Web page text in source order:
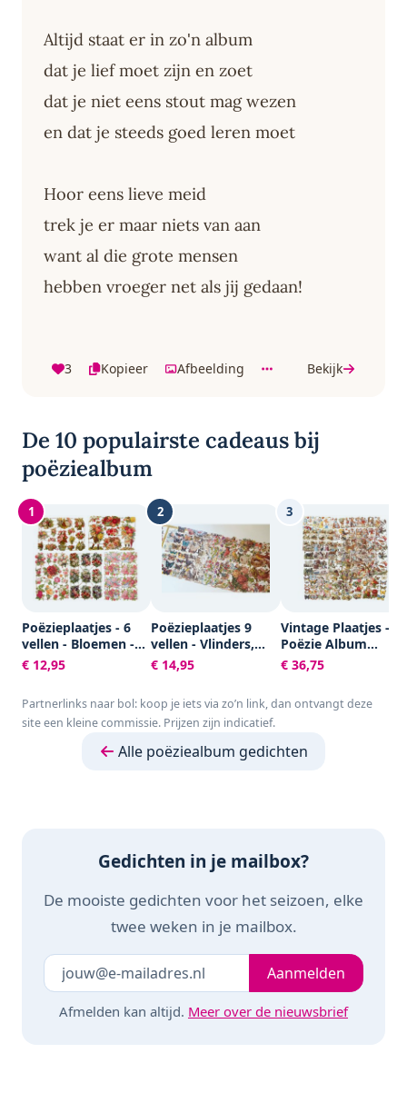
Altijd staat er in zo'n album
dat je lief moet zijn en zoet
dat je niet eens stout mag wezen
en dat je steeds goed leren moet
Hoor eens lieve meid
trek je er maar niets van aan
want al die grote mensen
hebben vroeger net als jij gedaan!
3 Kopieer Afbeelding Bekijk
De 10 populairste cadeaus bij
poëziealbum
1
Poëzieplaatjes - 6
vellen - Bloemen -
Poëziealbum -
hobby - creatief -
vriendenboek -
dagboek -
€ 12,95
2
Poëzieplaatjes 9
vellen - Vlinders,
Vogels, Bloemen,
Poezen en Roosjes
€ 14,95
3
Vintage Plaatjes -
Poëzie Album
Plaatjes -
Knipplaatjes -
Maken - Allerlei -
€ 36,75
Partnerlinks naar bol: koop je iets via zo’n link, dan ontvangt deze
site een kleine commissie. Prijzen zijn indicatief.
Alle poëziealbum gedichten
Gedichten in je mailbox?
De mooiste gedichten voor het seizoen, elke
twee weken in je mailbox.
Laat dit veld leeg Je e-mailadresAanmelden
Afmelden kan altijd. Meer over de nieuwsbrief